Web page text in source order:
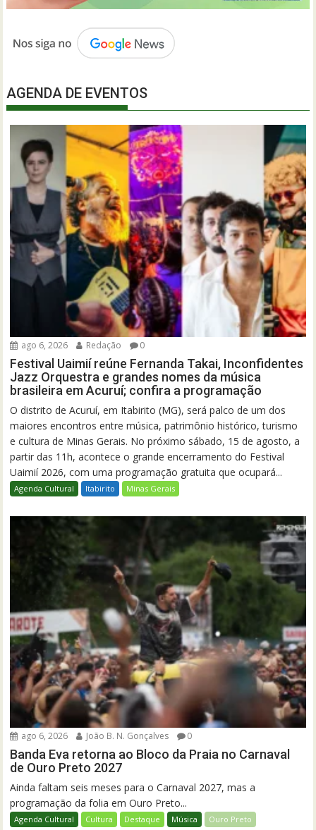
AGENDA DE EVENTOS
ago 6, 2026 Redação 0
Festival Uaimií reúne Fernanda Takai, Inconfidentes
Jazz Orquestra e grandes nomes da música
brasileira em Acuruí; confira a programação
O distrito de Acuruí, em Itabirito (MG), será palco de um dos
maiores encontros entre música, patrimônio histórico, turismo
e cultura de Minas Gerais. No próximo sábado, 15 de agosto, a
partir das 11h, acontece o grande encerramento do Festival
Uaimií 2026, com uma programação gratuita que ocupará...
Agenda Cultural Itabirito Minas Gerais
ago 6, 2026 João B. N. Gonçalves 0
Banda Eva retorna ao Bloco da Praia no Carnaval
de Ouro Preto 2027
Ainda faltam seis meses para o Carnaval 2027, mas a
programação da folia em Ouro Preto...
Agenda Cultural Cultura Destaque Música Ouro Preto